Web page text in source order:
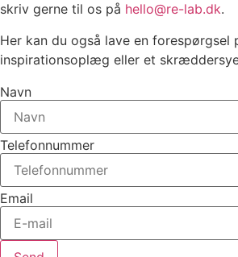
skriv gerne til os på hello@re-lab.dk.
Her kan du også lave en forespørgsel
inspirationsoplæg eller et
Navn
Telefonnummer
Email